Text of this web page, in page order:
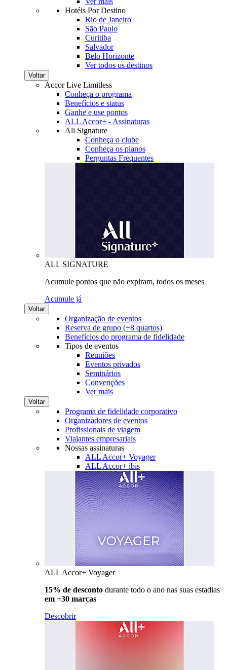
Hotéis Por Destino
Rio de Janeiro
São Paulo
Curitiba
Salvador
Belo Horizonte
Ver todos os destinos
Voltar
Accor Live Limitless
Conheça o programa
Benefícios e status
Ganhe e use pontos
ALL Accor+ - Assinaturas
All Signature
Conheça o clube
Conheça os planos
Perguntas Frequentes
ALL SIGNATURE
Acumule pontos que não expiram, todos os meses
Acumule já
Voltar
Organização de eventos
Reserva de grupo (+8 quartos)
Benefícios do programa de fidelidade
Tipos de eventos
Reuniões
Eventos privados
Seminários
Convenções
Ver mais
Voltar
Programa de fidelidade corporativo
Organizadores de eventos
Profissionais de viagem
Viajantes empresariais
Nossas assinaturas
ALL Accor+ Voyager
ALL Accor+ ibis
ALL Accor+ Voyager
15% de desconto durante todo o ano nas suas estadias
em +30 marcas
Descobrir